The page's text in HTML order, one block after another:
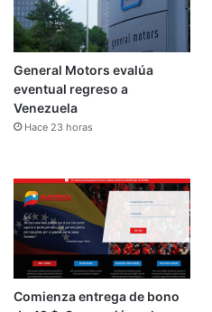
General Motors evalúa
eventual regreso a
Venezuela
Hace 23 horas
Comienza entrega de bono